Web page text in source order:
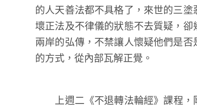
的人天善法都不具格了，來世的三
壞正法及不律儀的狀態不去質疑，
兩岸的弘傳，不禁讓人懷疑他們是
的方式，從內部瓦解正覺。
上週二《不退轉法輪經》課程，